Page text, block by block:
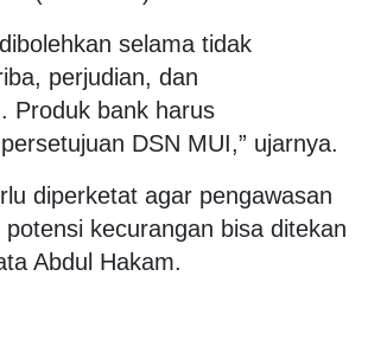
selama tidak
perjudian, dan
Produk bank harus
DSN MUI,” ujarnya.
diperketat agar pengawasan
potensi kecurangan bisa ditekan
Abdul Hakam.